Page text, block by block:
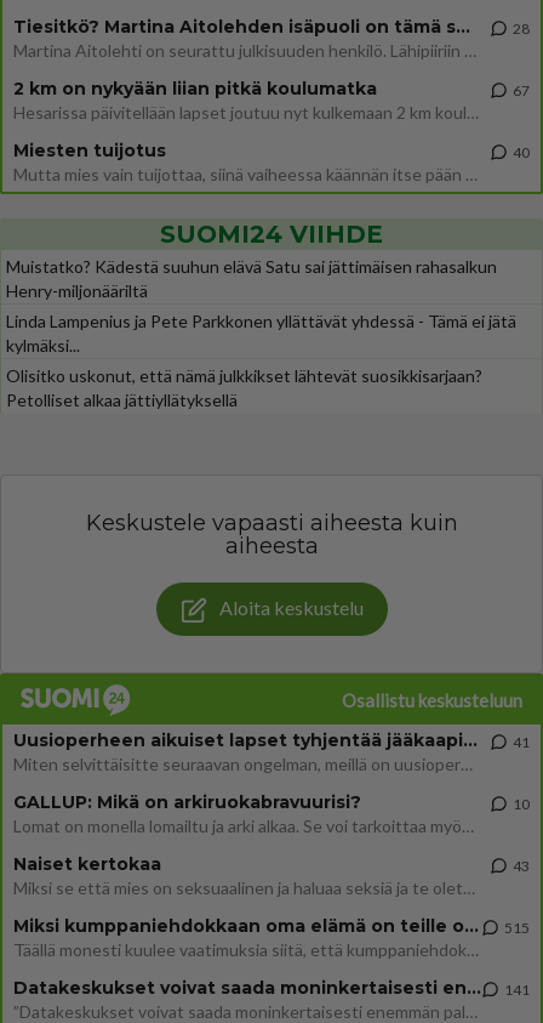
Tiesitkö? Martina Aitolehden isäpuoli on tämä suosittu laulaja
Martina Aitolehti on seurattu julkisuuden henkilö. Lähipiiriin mahtuu muitakin tunnettuja henkilöitä. Tiesitkö, että Ma
28
2 km on nykyään liian pitkä koulumatka
Hesarissa päivitellään lapset joutuu nyt kulkemaan 2 km kouluun jösses. Ruostefillarilla tuo matka menee vaikka miten äk
67
Miesten tuijotus
Mutta mies vain tuijottaa, siinä vaiheessa käännän itse pään pois. Mikä juttu? Yleensä jos joku tuijottaa tai katsoo, hä
40
SUOMI24 VIIHDE
Muistatko? Kädestä suuhun elävä Satu sai jättimäisen rahasalkun
Henry-miljonääriltä
Linda Lampenius ja Pete Parkkonen yllättävät yhdessä - Tämä ei jätä
kylmäksi...
Olisitko uskonut, että nämä julkkikset lähtevät suosikkisarjaan?
Petolliset alkaa jättiyllätyksellä
Keskustele vapaasti aiheesta kuin
aiheesta
Aloita keskustelu
Osallistu keskusteluun
Uusioperheen aikuiset lapset tyhjentää jääkaapin käydessään
Miten selvittäisitte seuraavan ongelman, meillä on uusioperhe, minulla teini-ikäiset lapset ja puolisolla aikuiset, jotk
41
GALLUP: Mikä on arkiruokabravuurisi?
Lomat on monella lomailtu ja arki alkaa. Se voi tarkoittaa myös sitä, että grillailut on grillattu ja palataan arjen ruo
10
Naiset kertokaa
Miksi se että mies on seksuaalinen ja haluaa seksiä ja te olette hänen mielestänne haluttava on vastenmielistä? Mikä sii
43
Miksi kumppaniehdokkaan oma elämä on teille ongelma?
Täällä monesti kuulee vaatimuksia siitä, että kumppaniehdokkaalla ei saisi olla lemmikkejä, lapsia, kavereita, eksiä, su
515
Datakeskukset voivat saada moninkertaisesti enemmän palautuksia kuin mitä ne maksavat veroja
”Datakeskukset voivat saada moninkertaisesti enemmän palautuksia kuin mitä ne maksavat veroja”, sanoo professori Jussi K
141